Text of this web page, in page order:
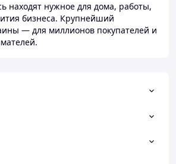
находят нужное для дома, работы,
бизнеса. Крупнейший
— для миллионов покупателей и